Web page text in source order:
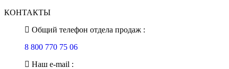
КОНТАКТЫ
Общий телефон отдела продаж :
8 800 770 75 06
Наш e-mail :